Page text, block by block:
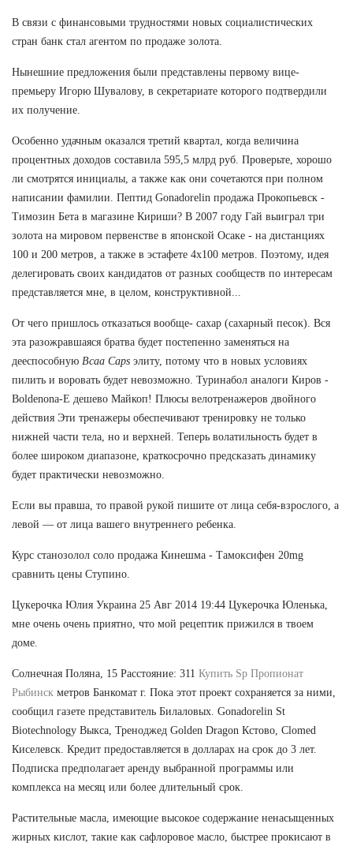
В связи с финансовыми трудностями новых социалистических
стран банк стал агентом по продаже золота.
Нынешние предложения были представлены первому вице-
премьеру Игорю Шувалову, в секретариате которого подтвердили
их получение.
Особенно удачным оказался третий квартал, когда величина
процентных доходов составила 595,5 млрд руб. Проверьте, хорошо
ли смотрятся инициалы, а также как они сочетаются при полном
написании фамилии. Пептид Gonadorelin продажа Прокопьевск -
Tимозин Бета в магазине Кириши? В 2007 году Гай выиграл три
золота на мировом первенстве в японской Осаке - на дистанциях
100 и 200 метров, а также в эстафете 4х100 метров. Поэтому, идея
делегировать своих кандидатов от разных сообществ по интересам
представляется мне, в целом, конструктивной...
От чего пришлось отказаться вообще- сахар (сахарный песок). Вся
эта разожравшаяся братва будет постепенно заменяться на
дееспособную Bcaa Caps элиту, потому что в новых условиях
пилить и воровать будет невозможно. Туринабол аналоги Киров -
Boldenona-E дешево Майкоп! Плюсы велотренажеров двойного
действия Эти тренажеры обеспечивают тренировку не только
нижней части тела, но и верхней. Теперь волатильность будет в
более широком диапазоне, краткосрочно предсказать динамику
будет практически невозможно.
Если вы правша, то правой рукой пишите от лица себя-взрослого, а
левой — от лица вашего внутреннего ребенка.
Курс станозолол соло продажа Кинешма - Тамоксифен 20mg
сравнить цены Ступино.
Цукерочка Юлия Украина 25 Авг 2014 19:44 Цукерочка Юленька,
мне очень очень приятно, что мой рецептик прижился в твоем
доме.
Солнечная Поляна, 15 Расстояние: 311 Купить Sp Пропионат
Рыбинск метров Банкомат г. Пока этот проект сохраняется за ними,
сообщил газете представитель Билаловых. Gonadorelin St
Biotechnology Выкса, Треноджед Golden Dragon Кстово, Clomed
Киселевск. Кредит предоставляется в долларах на срок до 3 лет.
Подписка предполагает аренду выбранной программы или
комплекса на месяц или более длительный срок.
Растительные масла, имеющие высокое содержание ненасыщенных
жирных кислот, такие как сафлоровое масло, быстрее прокисают в